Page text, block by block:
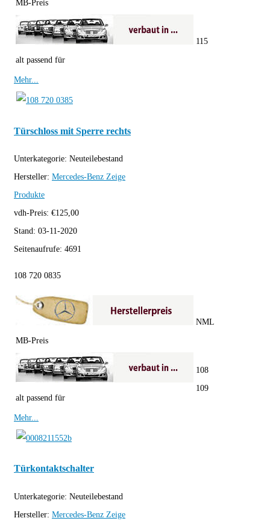
MB-Preis
alt passend für
115
Mehr...
Türschloss mit Sperre rechts
Unterkategorie: Neuteilebestand
Hersteller: Mercedes-Benz Zeige
Produkte
vdh-Preis: €125,00
Stand: 03-11-2020
Seitenaufrufe: 4691
108 720 0835
MB-Preis
NML
alt passend für
108
109
Mehr...
Türkontaktschalter
Unterkategorie: Neuteilebestand
Hersteller: Mercedes-Benz Zeige